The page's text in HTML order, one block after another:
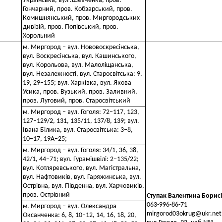
Гончарний, пров. Кобзарський, пров.
Комишнянський, пров. Миргородських
дивізій, пров. Попівський, пров.
Хорольний
м. Миргород – вул. Нововоскресінська,
вул. Воскресінська, вул. Кашинського,
вул. Корольова, вул. Малоліщанська,
вул. Незалежності, вул. Старосвітська: 9,
19, 29–155; вул. Харківка, вул. Якова
Усика, пров. Вузький, пров. Заливний,
пров. Луговий, пров. Старосвітський
Ступак Валентина
063-996-86-71
mirgorod03okrug@ukr.net
м. Миргород – вул. Гоголя: 72–117, 123,
127–129/2, 131, 135/11, 137/8, 139; вул.
Івана Білика, вул. Старосвітська: 3–8,
10–17, 19А–25;
м. Миргород – вул. Гоголя: 34/1, 36, 38,
42/1, 44–71; вул. Гурамішвілі: 2–135/22;
вул. Котляревського, вул. Магістральна,
вул. Нафтовиків, вул. Гаряжинська, вул.
Острівна, вул. Південна, вул. Харчовиків,
пров. Острівний
м. Миргород – вул. Олександра
Оксанченка: 6, 8, 10–12, 14, 16, 18, 20,